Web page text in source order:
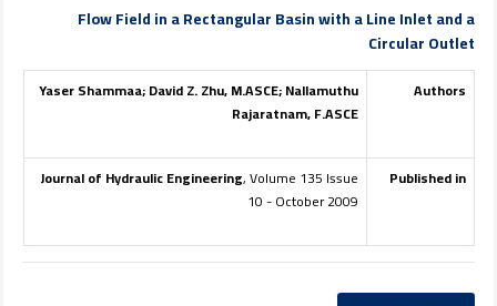
Flow Field in a Rectangular Basin with a Line Inlet and a
Circular Outlet
Authors
Yaser Shammaa; David Z. Zhu, M.ASCE; Nallamuthu
Rajaratnam, F.ASCE
Published in
Journal of Hydraulic Engineering, Volume 135 Issue
10 - October 2009